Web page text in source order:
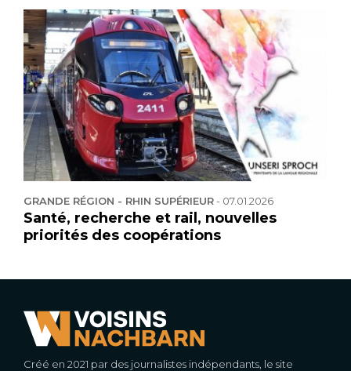
GRANDE RÉGION - RHIN SUPÉRIEUR- 07.01.2026
Santé, recherche et rail, nouvelles
priorités des coopérations
Créé en 2021 par des journalistes indépendants, le site